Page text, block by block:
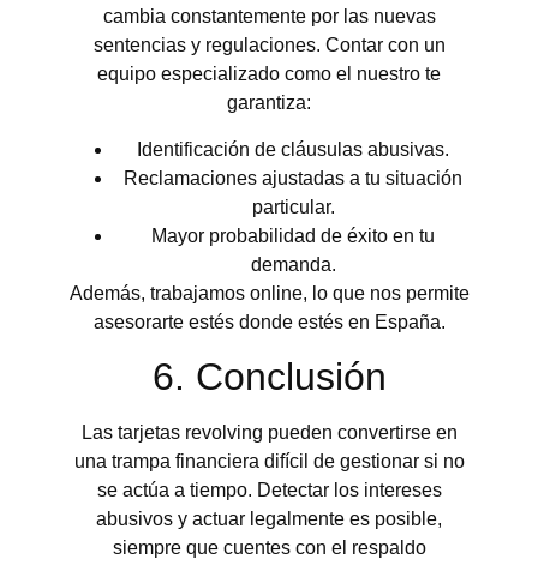
cambia constantemente por las nuevas
sentencias y regulaciones. Contar con un
equipo especializado como el nuestro te
garantiza:
Identificación de cláusulas abusivas.
Reclamaciones ajustadas a tu situación
particular.
Mayor probabilidad de éxito en tu
demanda.
Además, trabajamos online, lo que nos permite
asesorarte estés donde estés en España.
6. Conclusión
Las tarjetas revolving pueden convertirse en
una trampa financiera difícil de gestionar si no
se actúa a tiempo. Detectar los intereses
abusivos y actuar legalmente es posible,
siempre que cuentes con el respaldo